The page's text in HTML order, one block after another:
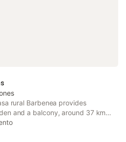
rural Barbenea provides
and a balcony, around 37 km
This property offers access to a
free WiFi.